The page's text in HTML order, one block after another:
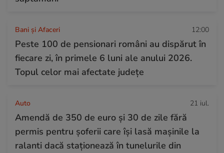
Bani și Afaceri 12:00
Peste 100 de pensionari români au dispărut în
fiecare zi, în primele 6 luni ale anului 2026.
Topul celor mai afectate județe
Auto 21 iul.
Amendă de 350 de euro și 30 de zile fără
permis pentru șoferii care își lasă mașinile la
ralanti dacă staționează în tunelurile din